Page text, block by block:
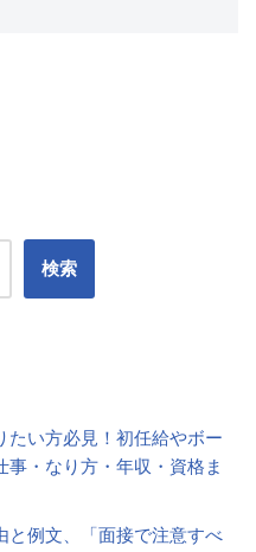
検索
たい方必見！初任給やボー
・なり方・年収・資格ま
と例文、「面接で注意すべ